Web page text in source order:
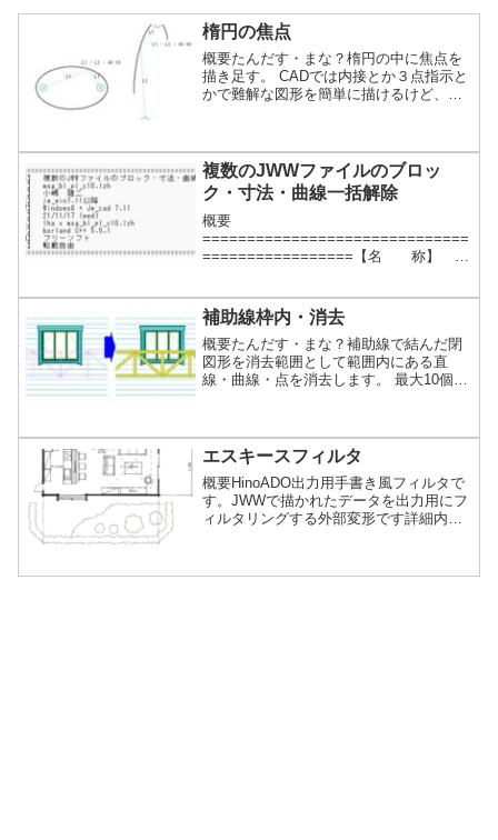
楕円の焦点
概要たんだす・まな？楕円の中に焦点を
描き足す。 CADでは内接とか３点指示と
かで難解な図形を簡単に描けるけど、現
複数のJWWファイルのブロッ
ク・寸法・曲線一括解除
概要
==============================
=================【名 称】 複
msg_bl_pl_c10.lzh【制作者名】 小嶋
雄二【動作環境】 jw_win7.11以降【動
作確認】 Windows8 + Jw_cad 7.11【掲
載月日】 21/11/17 (wed)【展開方法】
lha x m...続きを読む
補助線枠内・消去
概要たんだす・まな？補助線で結んだ閉
図形を消去範囲として範囲内にある直
線・曲線・点を消去します。 最大10個ま
エスキースフィルタ
概要HinoADO出力用手書き風フィルタで
す。JWWで描かれたデータを出力用にフ
ィルタリングする外部変形です詳細内容